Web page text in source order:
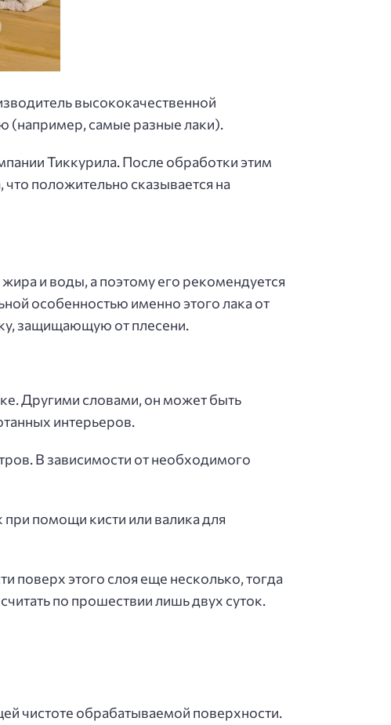
высококачественной
(например, самые разные лаки).
Тиккурила. После обработки этим
положительно сказывается на
и воды, а поэтому его рекомендуется
особенностью именно этого лака от
защищающую от плесени.
Другими словами, он может быть
интерьеров.
В зависимости от необходимого
помощи кисти или валика для
поверх этого слоя еще несколько, тогда
по прошествии лишь двух суток.
чистоте обрабатываемой поверхности.